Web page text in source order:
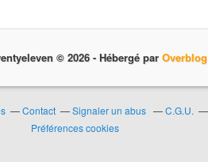
© 2026 - Hébergé par Overblog
Contact Signaler un abus C.G.U.
Préférences cookies